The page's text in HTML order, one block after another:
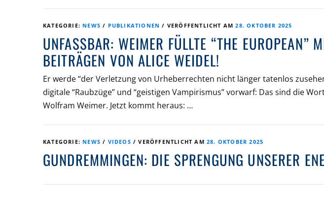
KATEGORIE: NEWS / PUBLIKATIONEN / VERÖFFENTLICHT AM28. OKTOBER 2025
UNFASSBAR: WEIMER FÜLLTE “THE EUROPEAN”
BEITRÄGEN VON ALICE WEIDEL!
Er werde “der Verletzung von Urheberrechten nicht länger tatenlos
digitale “Raubzüge” und “geistigen Vampirismus” vorwarf: Das sind die
Wolfram Weimer. Jetzt kommt heraus: …
KATEGORIE: NEWS / VIDEOS /VERÖFFENTLICHT AM28. OKTOBER 2025
GUNDREMMINGEN: DIE SPRENGUNG UNSERER